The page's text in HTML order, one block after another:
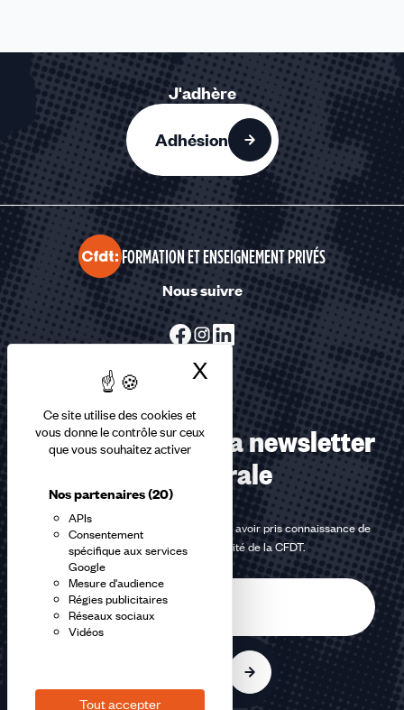
Ce site utilise des cookies et
vous donne le contrôle sur ceux
que vous souhaitez activer
Nos partenaires(20)
APIs
Consentement
spécifique aux services
Google
Mesure d'audience
Régies publicitaires
Réseaux sociaux
Vidéos
Tout accepter
X Masquer le
J'adhère
Adhésion
FORMATION ET ENSEIGNEMENT PRIVÉS
Nous suivre
Abonnez-vous à la newsletter
confédérale
En m'inscrivant à la newsletter, j'affirme avoir pris connaissance de
lapolitique de confidentialité de la CFDT.